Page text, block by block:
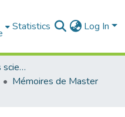
Statistics Log In
Faculté de droit et des sciences politiques
Mémoires de Master